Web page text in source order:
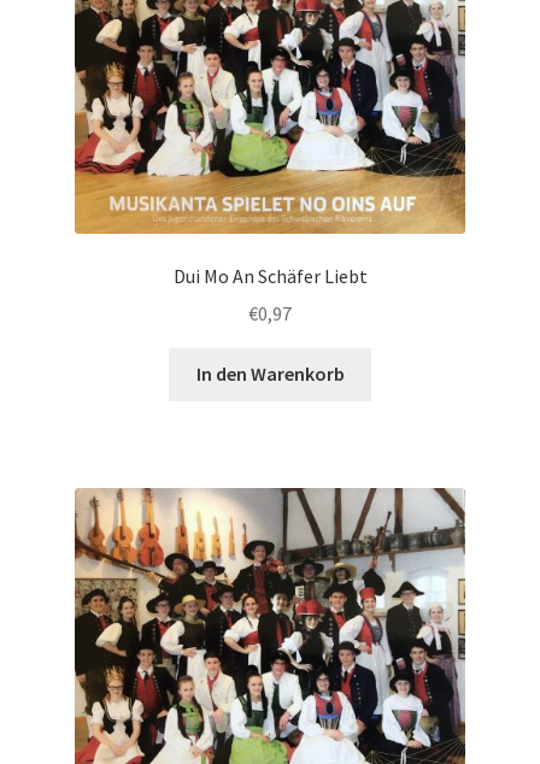
Dui Mo An Schäfer Liebt
€0,97
In den Warenkorb